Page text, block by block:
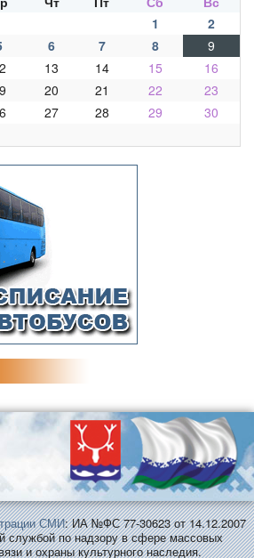
1
2
6 7 8
9
13 14 15
16
20 21 22
23
27 28 29
30
СМИ: ИА №ФС 77-30623 от 14.12.2007
службой по надзору в сфере массовых
и охраны культурного наследия.